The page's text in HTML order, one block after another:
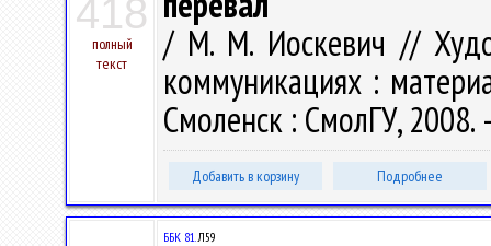
418
полный
текст
/ М. М. Иоскевич //
коммуникациях :
Смоленск : СмолГУ, 2008.
Добавить в корзину Подробнее
ББК 81.Л59